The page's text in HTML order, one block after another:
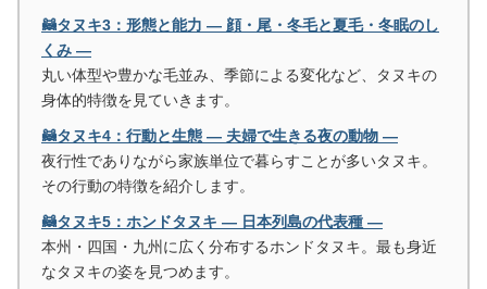
🦝タヌキ3：形態と能力 ― 顔・尾・冬毛と夏毛・冬眠のし
くみ ―
丸い体型や豊かな毛並み、季節による変化など、タヌキの
身体的特徴を見ていきます。
🦝タヌキ4：行動と生態 ― 夫婦で生きる夜の動物 ―
夜行性でありながら家族単位で暮らすことが多いタヌキ。
その行動の特徴を紹介します。
🦝タヌキ5：ホンドタヌキ ― 日本列島の代表種 ―
本州・四国・九州に広く分布するホンドタヌキ。最も身近
なタヌキの姿を見つめます。